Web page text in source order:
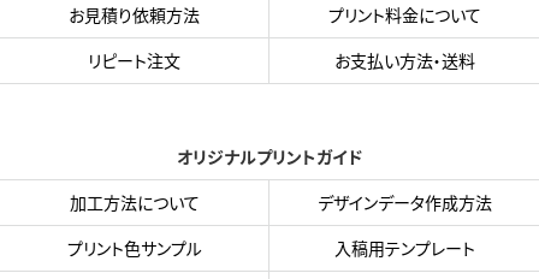
お見積り依頼方法
プリント料金について
リピート注文
お支払い方法・送料
オリジナルプリントガイド
加工方法について
デザインデータ作成方法
プリント色サンプル
入稿用テンプレート